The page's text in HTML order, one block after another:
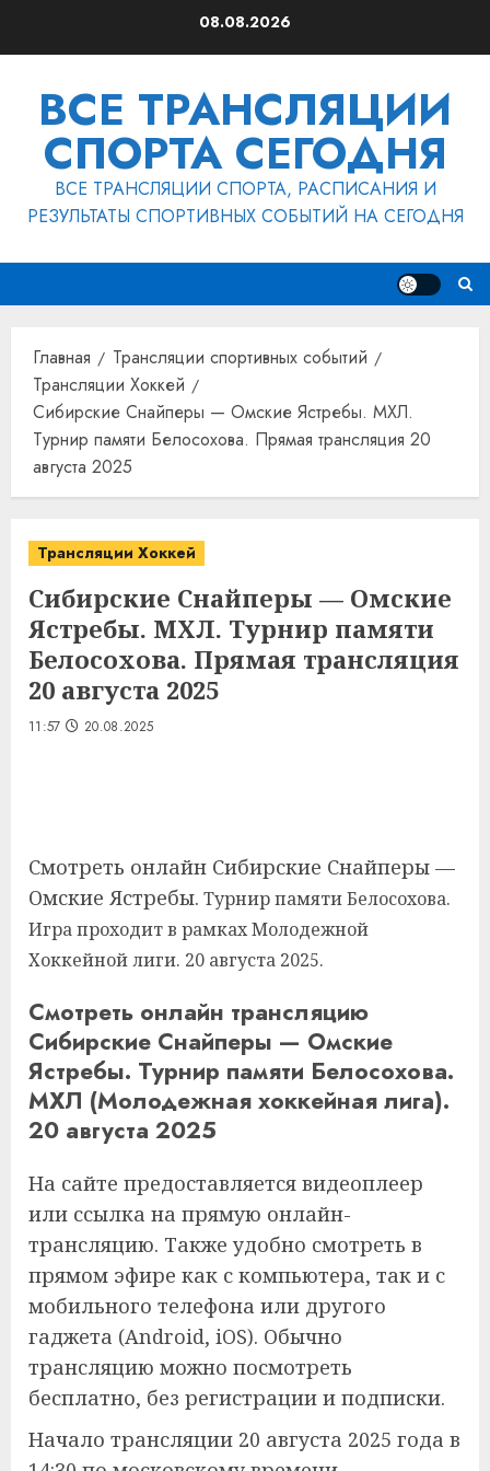
08.08.2026
ВСЕ ТРАНСЛЯЦИИ
СПОРТА СЕГОДНЯ
ВСЕ ТРАНСЛЯЦИИ СПОРТА, РАСПИСАНИЯ И
РЕЗУЛЬТАТЫ СПОРТИВНЫХ СОБЫТИЙ НА СЕГОДНЯ
Главная
Трансляции спортивных событий
Трансляции Хоккей
Сибирские Снайперы — Омские Ястребы. МХЛ.
Турнир памяти Белосохова. Прямая трансляция 20
августа 2025
Трансляции Хоккей
Сибирские Снайперы — Омские
Ястребы. МХЛ. Турнир памяти
Белосохова. Прямая трансляция
20 августа 2025
11:57 20.08.2025
Смотреть онлайн Сибирские Снайперы —
Омские Ястребы. Турнир памяти Белосохова.
Игра проходит в рамках Молодежной
Хоккейной лиги. 20 августа 2025.
Смотреть онлайн трансляцию
Сибирские Снайперы — Омские
Ястребы. Турнир памяти Белосохова.
МХЛ (Молодежная хоккейная лига).
20 августа 2025
На сайте предоставляется видеоплеер
или ссылка на прямую онлайн-
трансляцию. Также удобно смотреть в
прямом эфире как с компьютера, так и с
мобильного телефона или другого
гаджета (Android, iOS). Обычно
трансляцию можно посмотреть
бесплатно, без регистрации и подписки.
Начало трансляции 20 августа 2025 года в